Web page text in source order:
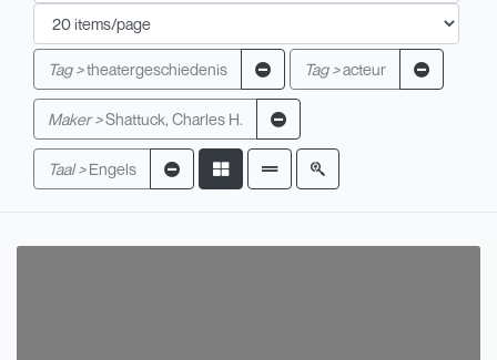
Tag >theatergeschiedenis Tag >acteur
Maker >Shattuck, Charles H.
Taal > Engels